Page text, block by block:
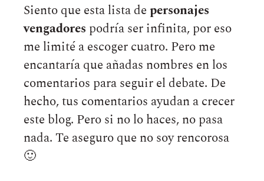
Siento que esta lista depersonajes
vengadores podría ser infinita, por eso
me limité a escoger cuatro. Pero me
encantaría que añadas nombres en los
comentarios para seguir el debate. De
hecho, tus comentarios ayudan a crecer
este blog. Pero si no lo haces, no pasa
nada. Te aseguro que no soy rencorosa
🙂